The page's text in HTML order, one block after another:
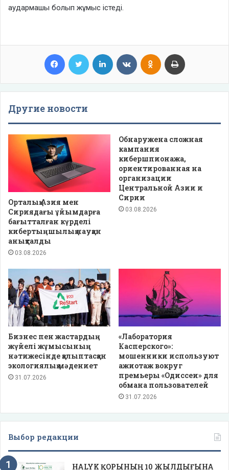
аудармашы болып жұмыс істеді.
Facebook Twitter LinkedIn VKontakteOdnoklassniki
Другие новости
Орталық Азия мен
Сириядағы ұйымдарға
бағытталған күрделі
кибертыңшылық науқан
анықталды
03.08.2026
Обнаружена сложная
кампания
кибершпионажа,
ориентированная на
организации
Центральной Азии и
Сирии
03.08.2026
Бизнес пен жастардың
жүйелі жұмысының
нәтижесінде қалыптасқан
экологиялық мәдениет
31.07.2026
«Лаборатория
Касперского»:
мошенники используют
ажиотаж вокруг
премьеры «Одиссеи» для
обмана пользователей
31.07.2026
Выбор редакции
HALYK ҚОРЫНЫҢ 10 ЖЫЛДЫҒЫНА